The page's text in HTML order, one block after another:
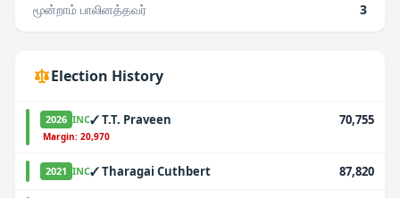
மூன்றாம் பாலினத்தவர் 3
Election History
2026 INC✓T.T. Praveen 70,755
·Margin: 20,970
2021 INC✓Tharagai Cuthbert 87,820